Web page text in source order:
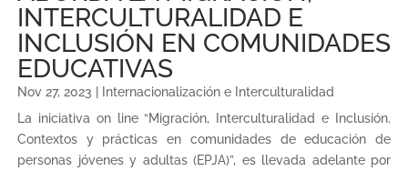
INTERCULTURALIDAD E
INCLUSIÓN EN COMUNIDADES
EDUCATIVAS
Nov 27, 2023
Internacionalización e Interculturalidad
La iniciativa on line “Migración, Interculturalidad e Inclusión.
Contextos y prácticas en comunidades de educación de
personas jóvenes y adultas (EPJA)”, es llevada adelante por